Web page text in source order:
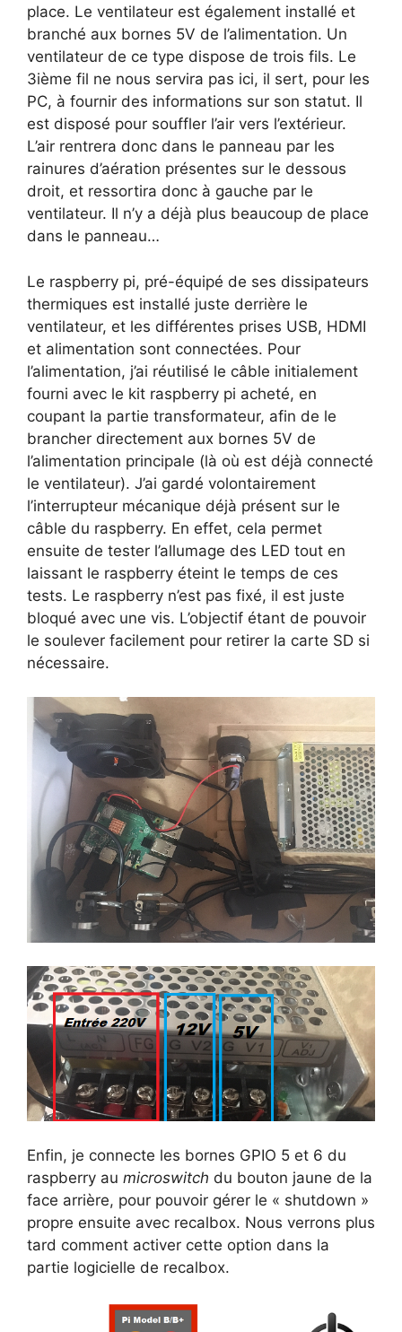
place. Le ventilateur est également installé et
branché aux bornes 5V de l’alimentation. Un
ventilateur de ce type dispose de trois fils. Le
3ième fil ne nous servira pas ici, il sert, pour les
PC, à fournir des informations sur son statut. Il
est disposé pour souffler l’air vers l’extérieur.
L’air rentrera donc dans le panneau par les
rainures d’aération présentes sur le dessous
droit, et ressortira donc à gauche par le
ventilateur. Il n’y a déjà plus beaucoup de place
dans le panneau…
Le raspberry pi, pré-équipé de ses dissipateurs
thermiques est installé juste derrière le
ventilateur, et les différentes prises USB, HDMI
et alimentation sont connectées. Pour
l’alimentation, j’ai réutilisé le câble initialement
fourni avec le kit raspberry pi acheté, en
coupant la partie transformateur, afin de le
brancher directement aux bornes 5V de
l’alimentation principale (là où est déjà connecté
le ventilateur). J’ai gardé volontairement
l’interrupteur mécanique déjà présent sur le
câble du raspberry. En effet, cela permet
ensuite de tester l’allumage des LED tout en
laissant le raspberry éteint le temps de ces
tests. Le raspberry n’est pas fixé, il est juste
bloqué avec une vis. L’objectif étant de pouvoir
le soulever facilement pour retirer la carte SD si
nécessaire.
Enfin, je connecte les bornes GPIO 5 et 6 du
raspberry au microswitch du bouton jaune de la
face arrière, pour pouvoir gérer le « shutdown »
propre ensuite avec recalbox. Nous verrons plus
tard comment activer cette option dans la
partie logicielle de recalbox.